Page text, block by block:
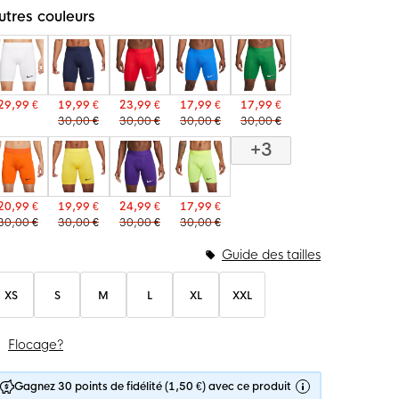
couleurs
€
19,99 €
30,00 €
23,99 €
30,00 €
17,99 €
30,00 €
17,99 €
30,00 €
€
€
19,99 €
30,00 €
24,99 €
30,00 €
17,99 €
30,00 €
+3
XS S M L XL XXL
Guide des tailles
Flocage?
Gagnez 30 points de fidélité (1,50 €) avec ce produit